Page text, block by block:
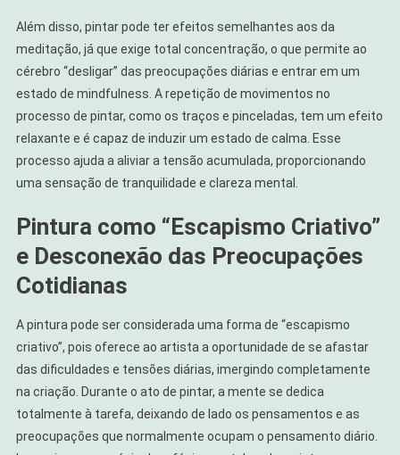
Além disso, pintar pode ter efeitos semelhantes aos da
meditação, já que exige total concentração, o que permite ao
cérebro “desligar” das preocupações diárias e entrar em um
estado de mindfulness. A repetição de movimentos no
processo de pintar, como os traços e pinceladas, tem um efeito
relaxante e é capaz de induzir um estado de calma. Esse
processo ajuda a aliviar a tensão acumulada, proporcionando
uma sensação de tranquilidade e clareza mental.
Pintura como “Escapismo Criativo”
e Desconexão das Preocupações
Cotidianas
A pintura pode ser considerada uma forma de “escapismo
criativo”, pois oferece ao artista a oportunidade de se afastar
das dificuldades e tensões diárias, imergindo completamente
na criação. Durante o ato de pintar, a mente se dedica
totalmente à tarefa, deixando de lado os pensamentos e as
preocupações que normalmente ocupam o pensamento diário.